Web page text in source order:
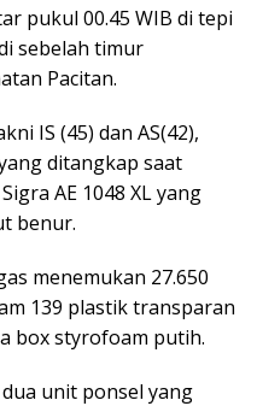
pukul 00.45 WIB di tepi
sebelah timur
Pacitan.
IS (45) dan AS(42),
ditangkap saat
AE 1048 XL yang
benur.
menemukan 27.650
139 plastik transparan
box styrofoam putih.
unit ponsel yang